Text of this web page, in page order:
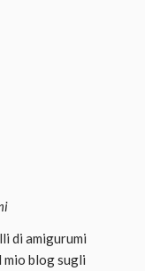
di amigurumi
blog sugli